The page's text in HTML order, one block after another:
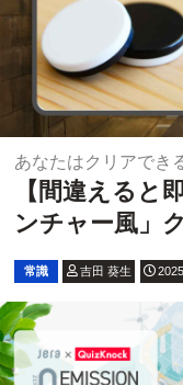
あなたはクリアでき
【間違えると
ンチャー風」
常識 吉田 葵生